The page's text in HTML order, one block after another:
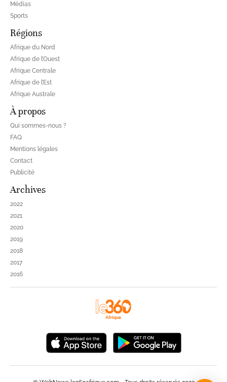
Médias
Sports
Régions
Afrique du Nord
Afrique de l’Ouest
Afrique Centrale
Afrique de l’Est
Afrique Australe
À propos
Qui sommes-nous ?
FAQ
Mentions légales
Contact
Publicité
Archives
2022
2021
2020
2019
2018
2017
2016